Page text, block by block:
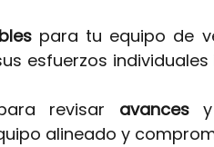
para tu equipo de
esfuerzos
revisar avances
alineado y